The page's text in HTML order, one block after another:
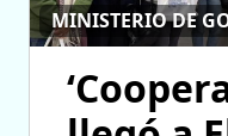
MINISTERIO DE